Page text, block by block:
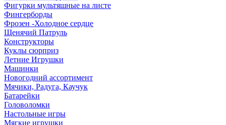
Фигурки мультяшные на листе
Фингерборды
Фрозен -Холодное сердце
Щенячий Патруль
Конструкторы
Куклы сюрприз
Летние Игрушки
Машинки
Новогодний ассортимент
Мячики, Радуга, Каучук
Батарейки
Головоломки
Настольные игры
Мягкие игрушки